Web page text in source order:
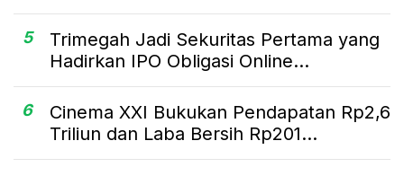
5
Trimegah Jadi Sekuritas Pertama yang
Hadirkan IPO Obligasi Online...
6
Cinema XXI Bukukan Pendapatan Rp2,6
Triliun dan Laba Bersih Rp201...